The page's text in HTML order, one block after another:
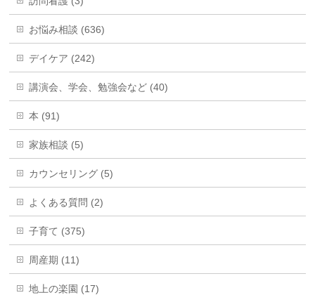
お悩み相談 (636)
デイケア (242)
講演会、学会、勉強会など (40)
本 (91)
家族相談 (5)
カウンセリング (5)
よくある質問 (2)
子育て (375)
周産期 (11)
地上の楽園 (17)